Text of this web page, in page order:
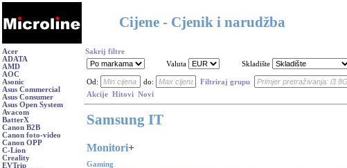
Cijene - Cjenik i narudžba
Acer
ADATA
AMD
AOC
Asonic
Asus Commercial
Asus Consumer
Asus Open System
Avacom
BatterX
Canon B2B
Canon foto-video
Canon OPP
C-Lion
Creality
EVTrip
Sakrij filtre
Valuta
Skladište
Od: do:
Filtriraj grupu
Akcije Hitovi Novi
Samsung IT
Monitori+
Gaming